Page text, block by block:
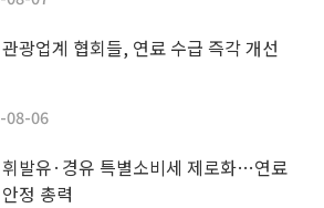
광업계 협회들, 연료 수급 즉각 개선
08-06
발유·경유 특별소비세 제로화…연료
정 총력